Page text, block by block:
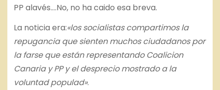
PP alavés….No, no ha caido esa breva.
La noticia era:«los socialistas compartimos la
repugancia que sienten muchos ciudadanos por
la farse que están representando Coalicion
Canaria y PP y el desprecio mostrado a la
voluntad populad».